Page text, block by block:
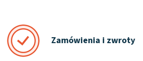
Zamówienia i zwroty